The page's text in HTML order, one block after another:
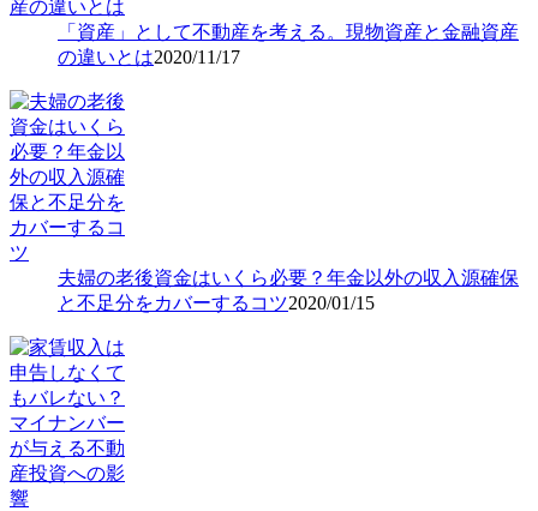
「資産」として不動産を考える。現物資産と金融資産
の違いとは2020/11/17
夫婦の老後資金はいくら必要？年金以外の収入源確保
と不足分をカバーするコツ2020/01/15